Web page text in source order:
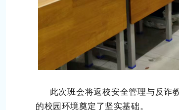
此次班会将返校安全管理与反诈
的校园环境奠定了坚实基础。